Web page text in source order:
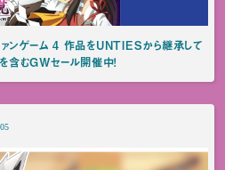
ゲーム 4 作品をUNTIESから継承して
含むGWセール開催中！